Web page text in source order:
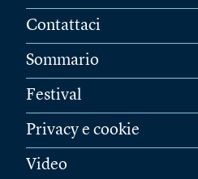
Contattaci
Sommario
Festival
Privacy e cookie
Video